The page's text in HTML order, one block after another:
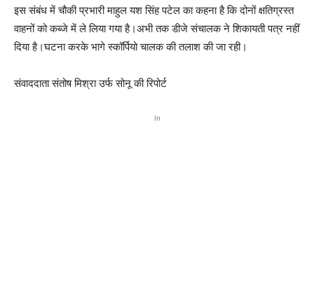
इस संबंध में चौकी प्रभारी माहुल यश सिंह पटेल का कहना है कि दोनों क्षतिग्रस्त
वाहनों को कब्जे में ले लिया गया है।अभी तक डीजे संचालक ने शिकायती पत्र नहीं
दिया है।घटना करके भागे स्कॉर्पियो चालक की तलाश की जा रही।
संवाददाता संतोष मिश्रा उर्फ सोनू की रिपोर्ट
In